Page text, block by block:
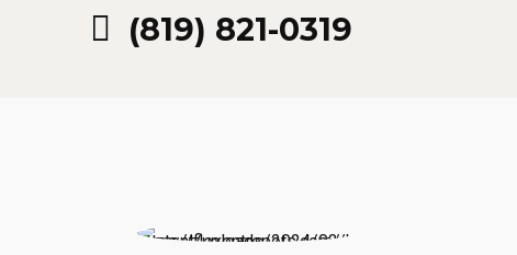
(819) 821-0319